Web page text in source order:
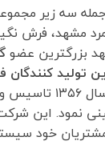
سه زیر
مشهد، فرش
بزرگترین عضو
تولید
ایران می باشد
نمود. این
مشتریان خود